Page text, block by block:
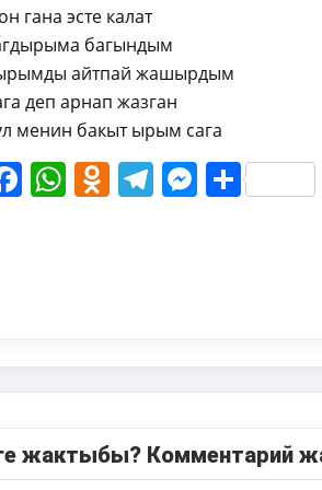
гана эсте калат
багындым
айтпай жашырдым
деп арнап жазган
менин бакыт ырым сага
Facebook
WhatsApp
Telegram
Share
жактыбы? Комментарий